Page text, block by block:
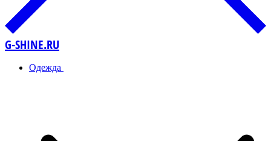
G-SHINE.RU
Одежда